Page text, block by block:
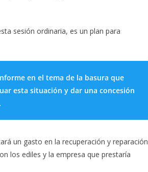
sesión ordinaria, es un plan para
en el tema de la basura que
esta situación y dar una concesión
un gasto en la recuperación y reparación
los ediles y la empresa que prestaría